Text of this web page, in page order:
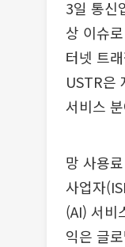
3일 통신
상 이슈
터넷 트
USTR은
서비스
망 사용
사업자
(AI) 서비
익은 글